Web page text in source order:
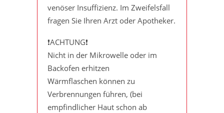
venöser Insuffizienz. Im Zweifelsfall
fragen Sie Ihren Arzt oder Apotheker.
❗️ACHTUNG❗️
Nicht in der Mikrowelle oder im
Backofen erhitzen
Wärmflaschen können zu
Verbrennungen führen, (bei
empfindlicher Haut schon ab